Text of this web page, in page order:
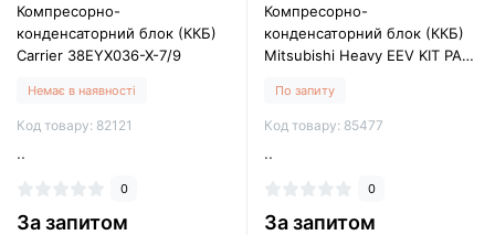
Компресорно-
конденсаторний блок (ККБ)
Carrier 38EYX036-X-7/9
Немає в наявності
Код товару: 82121
..
0
За запитом
Компресорно-
конденсаторний блок (ККБ)
Mitsubishi Heavy EEV KIT PAC
По запиту
Код товару: 85477
..
0
За запитом